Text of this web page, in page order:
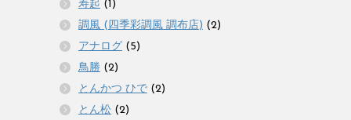
寿起 (1)
調風 (四季彩調風 調布店) (2)
アナログ (5)
鳥勝 (2)
とんかつ ひで (2)
とん松 (2)